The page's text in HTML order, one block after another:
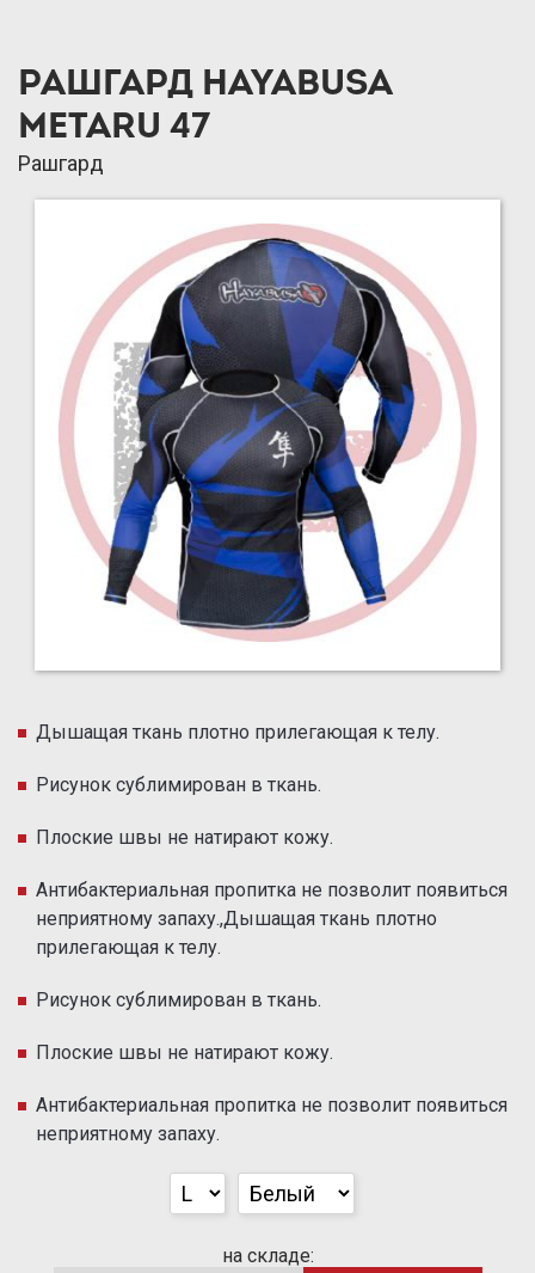
РАШГАРД HAYABUSA
METARU 47
Рашгард
Дышащая ткань плотно прилегающая к телу.
Рисунок сублимирован в ткань.
Плоские швы не натирают кожу.
Антибактериальная пропитка не позволит появиться
неприятному запаху.,Дышащая ткань плотно
прилегающая к телу.
Рисунок сублимирован в ткань.
Плоские швы не натирают кожу.
Антибактериальная пропитка не позволит появиться
неприятному запаху.
на складе: